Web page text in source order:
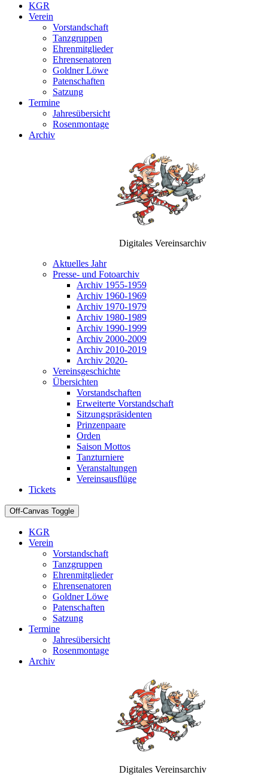
KGR
Verein
Vorstandschaft
Tanzgruppen
Ehrenmitglieder
Ehrensenatoren
Goldner Löwe
Patenschaften
Satzung
Termine
Jahresübersicht
Rosenmontage
Archiv
Digitales Vereinsarchiv
Aktuelles Jahr
Presse- und Fotoarchiv
Archiv 1955-1959
Archiv 1960-1969
Archiv 1970-1979
Archiv 1980-1989
Archiv 1990-1999
Archiv 2000-2009
Archiv 2010-2019
Archiv 2020-
Vereinsgeschichte
Übersichten
Vorstandschaften
Erweiterte Vorstandschaft
Sitzungspräsidenten
Prinzenpaare
Orden
Saison Mottos
Tanzturniere
Veranstaltungen
Vereinsausflüge
Tickets
Off-Canvas Toggle
KGR
Verein
Vorstandschaft
Tanzgruppen
Ehrenmitglieder
Ehrensenatoren
Goldner Löwe
Patenschaften
Satzung
Termine
Jahresübersicht
Rosenmontage
Archiv
Digitales Vereinsarchiv